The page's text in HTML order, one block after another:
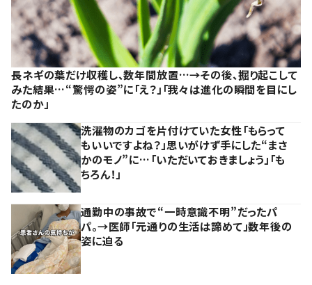
長ネギの葉だけ収穫し、数年間放置…→その後、掘り起こして
みた結果…“驚愕の姿”に「え？」「我々は進化の瞬間を目にし
たのか」
洗濯物のカゴを片付けていた女性「もらって
もいいですよね？」思いがけず手にした“まさ
かのモノ”に…「いただいておきましょう」「も
ちろん！」
通勤中の事故で“一時意識不明”だったパ
パ。→医師「元通りの生活は諦めて」数年後の
姿に迫る